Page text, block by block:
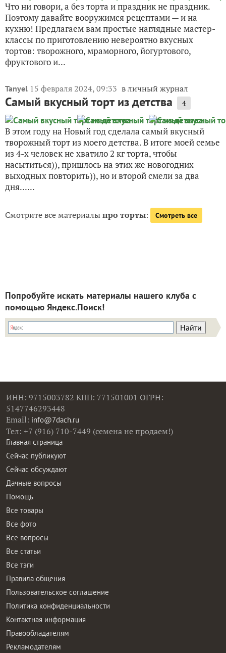
Что ни говори, а без торта и праздник не праздник.
Поэтому давайте вооружимся рецептами — и на
кухню! Предлагаем вам простые наглядные мастер-
классы по приготовлению невероятно вкусных
тортов: творожного, мраморного, йогуртового,
фруктового и...
Tanyel 15 февраля 2024, 09:33 в личный журнал
Самый вкусный торт из детства 4
В этом году на Новый год сделала самый вкусный
творожный торт из моего детства. В итоге моей семье
из 4-х человек не хватило 2 кг торта, чтобы
насытиться)), пришлось на этих же новогодних
выходных повторить)), но и второй смели за два
дня......
Смотрите все материалыпро торты: Смотреть все
Попробуйте искать материалы нашего клуба с
помощью Яндекс.Поиск!
ИНН: 9715003782 КПП: 771501001 ОГРН:
5147746293448
Email: info@7dach.ru
Тел: +7 (916) 710-7449 (семена не продаем!)
Главная страница
Сейчас публикуют
Сейчас обсуждают
Дачные вопросы
Помощь
Все товары
Все фото
Все вопросы
Все статьи
Все тэги
Правила общения
Пользовательское соглашение
Политика конфиденциальности
Контактная информация
Правообладателям
Рекламодателям